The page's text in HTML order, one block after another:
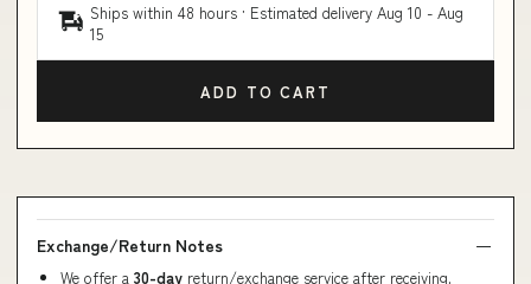
Ships within 48 hours · Estimated delivery Aug 10 - Aug
15
ADD TO CART
Exchange/Return Notes
We offer a 30-day return/exchange service after receiving.